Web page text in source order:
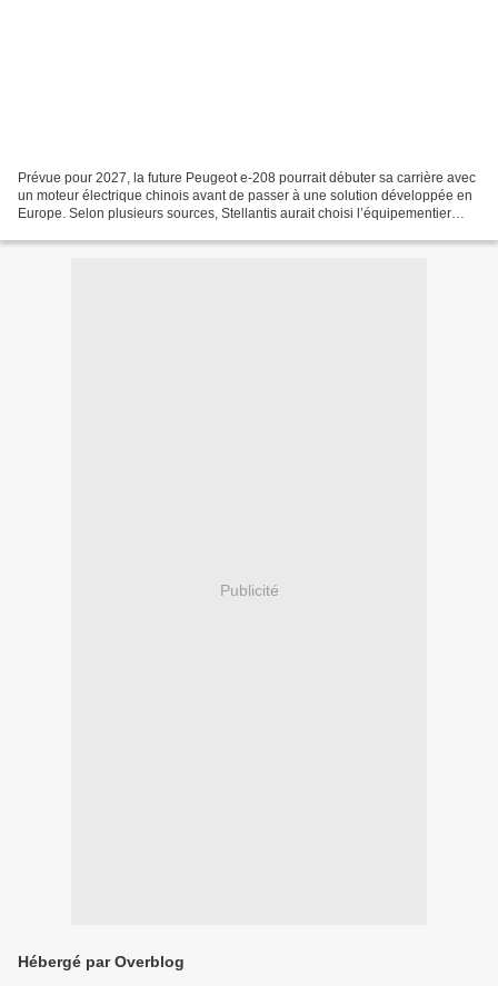
Prévue pour 2027, la future Peugeot e-208 pourrait débuter sa carrière avec
un moteur électrique chinois avant de passer à une solution développée en
Europe. Selon plusieurs sources, Stellantis aurait choisi l’équipementier
Publicité
Hébergé par Overblog